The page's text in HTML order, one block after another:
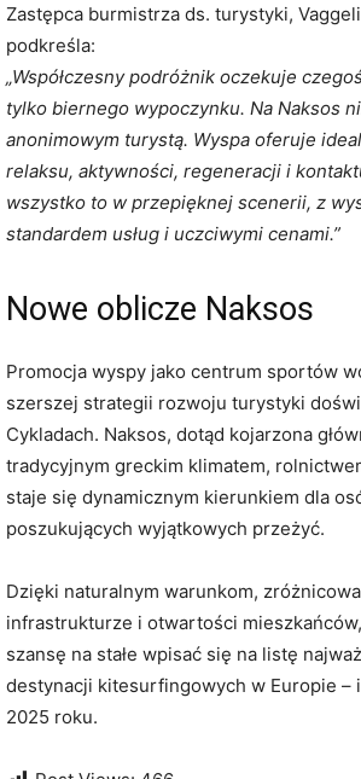
Zastępca burmistrza ds. turystyki,
podkreśla:
„Współczesny podróżnik oczekuje
tylko biernego wypoczynku. Na Naksos
anonimowym turystą. Wyspa oferuje
relaksu, aktywności, regeneracji i
wszystko to w przepięknej scenerii, z
standardem usług i uczciwymi cenami.”
Nowe oblicze Naksos
Promocja wyspy jako centrum sportów
szerszej strategii rozwoju turystyki
Cykladach. Naksos, dotąd kojarzona
tradycyjnym greckim klimatem,
staje się dynamicznym kierunkiem dla
poszukujących wyjątkowych przeżyć.
Dzięki naturalnym warunkom,
infrastrukturze i otwartości
szansę na stałe wpisać się na listę
destynacji kitesurfingowych w Europie –
2025 roku.